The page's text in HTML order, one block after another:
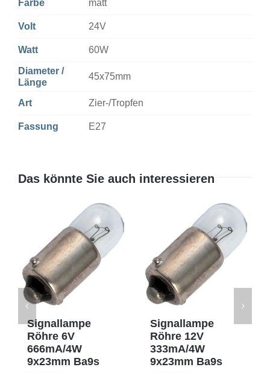
Farbe matt
Volt 24V
Watt 60W
Diameter /
Länge
45x75mm
Art Zier-/Tropfen
Fassung E27
Das könnte Sie auch interessieren
Signallampe
Röhre 6V
666mA/4W
9x23mm Ba9s
Signallampe
Röhre 12V
333mA/4W
9x23mm Ba9s